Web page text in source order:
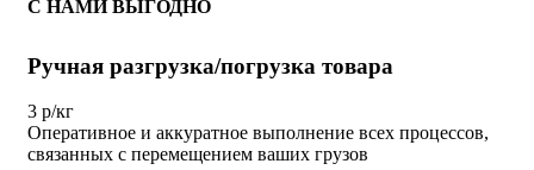
С НАМИ ВЫГОДНО
Ручная разгрузка/погрузка товара
3 р/кг
Оперативное и аккуратное выполнение всех процессов,
связанных с перемещением ваших грузов